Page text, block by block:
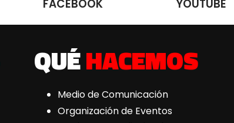
FACEBOOK YOUTUBE
QUÉHACEMOS
Medio de Comunicación
Organización de Eventos